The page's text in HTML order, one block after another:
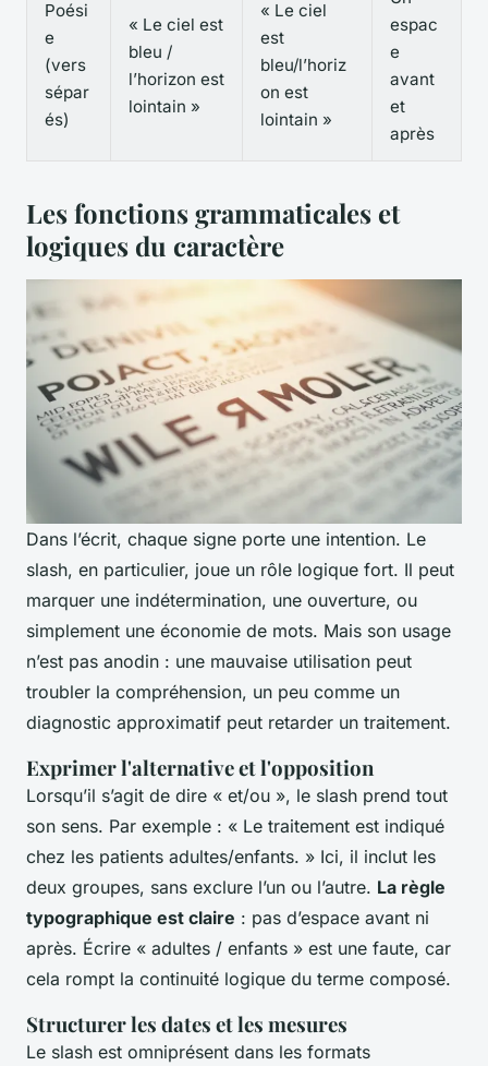
Poési
e
(vers
sépar
és)
« Le ciel est
bleu /
l’horizon est
lointain »
« Le ciel
est
bleu/l’horiz
on est
lointain »
espac
e
avant
et
après
Les fonctions grammaticales et
logiques du caractère
Dans l’écrit, chaque signe porte une intention. Le
slash, en particulier, joue un rôle logique fort. Il peut
marquer une indétermination, une ouverture, ou
simplement une économie de mots. Mais son usage
n’est pas anodin : une mauvaise utilisation peut
troubler la compréhension, un peu comme un
diagnostic approximatif peut retarder un traitement.
Exprimer l'alternative et l'opposition
Lorsqu’il s’agit de dire « et/ou », le slash prend tout
son sens. Par exemple : « Le traitement est indiqué
chez les patients adultes/enfants. » Ici, il inclut les
deux groupes, sans exclure l’un ou l’autre. La règle
typographique est claire : pas d’espace avant ni
après. Écrire « adultes / enfants » est une faute, car
cela rompt la continuité logique du terme composé.
Structurer les dates et les mesures
Le slash est omniprésent dans les formats